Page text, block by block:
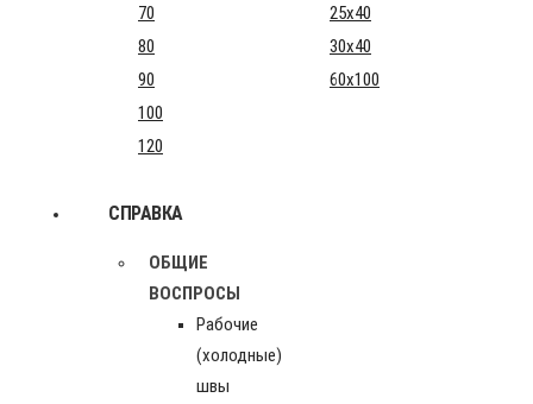
70
25x40
80
30x40
90
60x100
100
120
СПРАВКА
ОБЩИЕ
ВОСПРОСЫ
Рабочие
(холодные)
швы